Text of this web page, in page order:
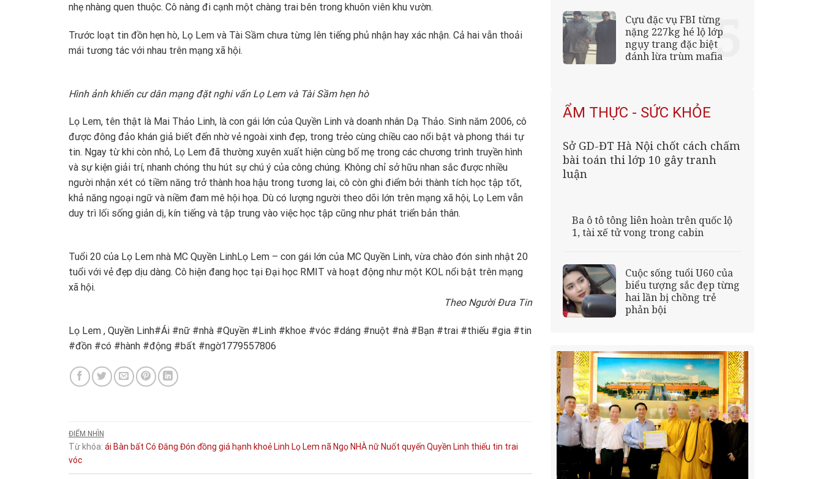
nhẹ nhàng quen thuộc. Cô nàng đi cạnh một chàng trai bên trong khuôn viên khu vườn.
Trước loạt tin đồn hẹn hò, Lọ Lem và Tài Sầm chưa từng lên tiếng phủ nhận hay xác nhận. Cả hai vẫn thoải
mái tương tác với nhau trên mạng xã hội.
Hình ảnh khiến cư dân mạng đặt nghi vấn Lọ Lem và Tài Sầm hẹn hò
Lọ Lem, tên thật là Mai Thảo Linh, là con gái lớn của Quyền Linh và doanh nhân Dạ Thảo. Sinh năm 2006, cô
được đông đảo khán giả biết đến nhờ vẻ ngoài xinh đẹp, trong trẻo cùng chiều cao nổi bật và phong thái tự
tin. Ngay từ khi còn nhỏ, Lọ Lem đã thường xuyên xuất hiện cùng bố mẹ trong các chương trình truyền hình
và sự kiện giải trí, nhanh chóng thu hút sự chú ý của công chúng. Không chỉ sở hữu nhan sắc được nhiều
người nhận xét có tiềm năng trở thành hoa hậu trong tương lai, cô còn ghi điểm bởi thành tích học tập tốt,
khả năng ngoại ngữ và niềm đam mê hội họa. Dù có lượng người theo dõi lớn trên mạng xã hội, Lọ Lem vẫn
duy trì lối sống giản dị, kín tiếng và tập trung vào việc học tập cũng như phát triển bản thân.
Tuổi 20 của Lọ Lem nhà MC Quyền LinhLọ Lem – con gái lớn của MC Quyền Linh, vừa chào đón sinh nhật 20
tuổi với vẻ đẹp dịu dàng. Cô hiện đang học tại Đại học RMIT và hoạt động như một KOL nổi bật trên mạng
xã hội.
Theo Người Đưa Tin
Lọ Lem , Quyền Linh#Ái #nữ #nhà #Quyền #Linh #khoe #vóc #dáng #nuột #nà #Bạn #trai #thiếu #gia #tin
#đồn #có #hành #động #bất #ngờ1779557806
ĐIỂM NHÌN
Từ khóa: ái Bàn bất Có Đăng Đón đồng giá hạnh khoẻ Linh Lọ Lem nã Ngọ NHÀnữ Nuốt quyến Quyền Linh thiếu tin trai
vóc
vượng phát
Cựu đặc vụ FBI từng
nặng 227kg hé lộ lớp
ngụy trang đặc biệt
đánh lừa trùm mafia
ẨM THỰC - SỨC KHỎE
Sở GD-ĐT Hà Nội chốt cách chấm
bài toán thi lớp 10 gây tranh
luận
Ba ô tô tông liên hoàn trên quốc lộ
1, tài xế tử vong trong cabin
Cuộc sống tuổi U60 của
biểu tượng sắc đẹp từng
hai lần bị chồng trẻ
phản bội